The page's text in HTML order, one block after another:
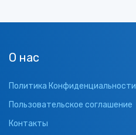
О нас
Политика Конфиденциальности
Пользовательское соглашение
Контакты